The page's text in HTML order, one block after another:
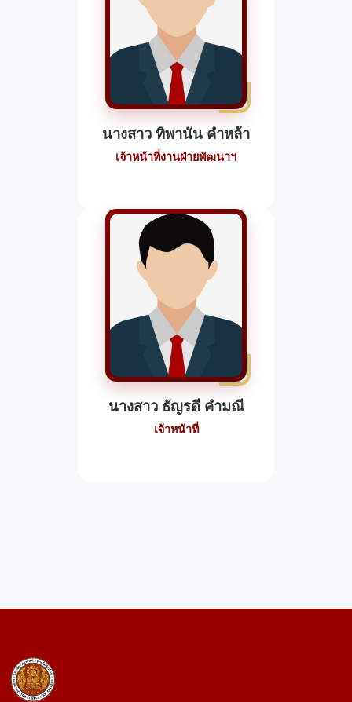
นางสาว ทิพานัน คำหล้า
เจ้าหน้าที่งานฝ่ายพัฒนาฯ
นางสาว ธัญรดี คำมณี
เจ้าหน้าที่